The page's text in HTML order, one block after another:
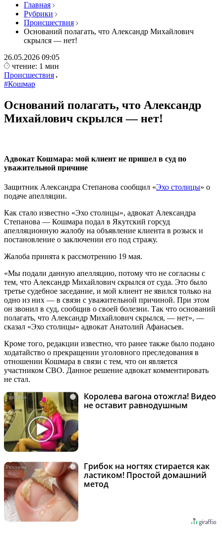
Главная
Рубрики
Происшествия
Оснований полагать, что Александр Михайлович
скрылся — нет!
26.05.2026 09:05
чтение: 1 мин
Происшествия
#Кошмар
Оснований полагать, что Александр
Михайлович скрылся — нет!
Адвокат Кошмара: мой клиент не пришел в суд по
уважительной причине
Защитник Александра Степанова сообщил «Эхо столицы» о
подаче апелляции.
Как стало известно «Эхо столицы», адвокат Александра
Степанова — Кошмара подал в Якутский горсуд
апелляционную жалобу на объявление клиента в розыск и
постановление о заключении его под стражу.
Жалоба принята к рассмотрению 19 мая.
«Мы подали данную апелляцию, потому что не согласны с
тем, что Александр Михайлович скрылся от суда. Это было
третье судебное заседание, и мой клиент не явился только на
одно из них — в связи с уважительной причиной. При этом
он звонил в суд, сообщив о своей болезни. Так что оснований
полагать, что Александр Михайлович скрылся, — нет», —
сказал «Эхо столицы» адвокат Анатолий Афанасьев.
Кроме того, редакции известно, что ранее также было подано
ходатайство о прекращении уголовного преследования в
отношении Кошмара в связи с тем, что он является
участником СВО. Данное решение адвокат комментировать
не стал.
i
Королева вагона отожгла! Видео
не оставит равнодушным
i
Грибок на ногтях стирается как
ластиком! Простой домашний
метод